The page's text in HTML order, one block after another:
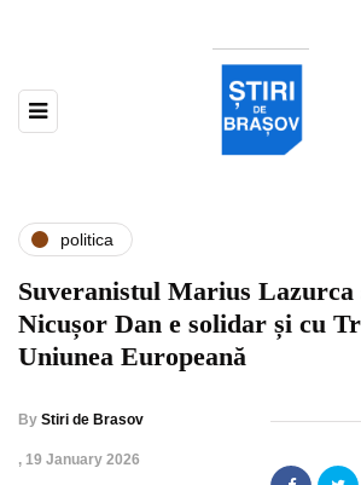
politica
Suveranistul Marius Lazurca
Nicușor Dan e solidar și cu
Uniunea Europeană
By Stiri de Brasov
, 19 January 2026